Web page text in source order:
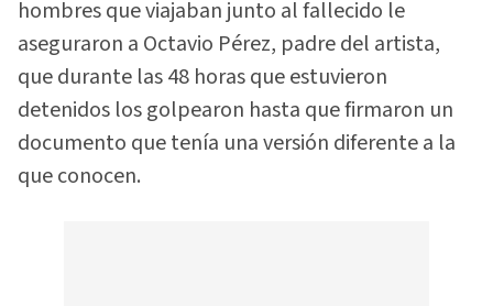
hombres que viajaban junto al fallecido le
aseguraron a Octavio Pérez, padre del artista,
que durante las 48 horas que estuvieron
detenidos los golpearon hasta que firmaron un
documento que tenía una versión diferente a la
que conocen.